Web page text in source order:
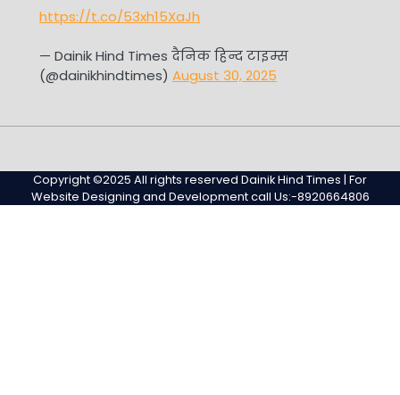
https://t.co/53xh15XaJh
— Dainik Hind Times दैनिक हिन्द टाइम्स
(@dainikhindtimes) August 30, 2025
Page
Page
Copyright ©2025 All rights reserved Dainik Hind Times | For
Website Designing and Development call Us:-8920664806